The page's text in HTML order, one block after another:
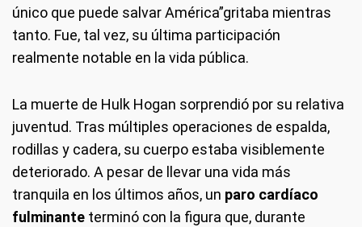
único que puede salvar América”gritaba mientras
tanto. Fue, tal vez, su última participación
realmente notable en la vida pública.
La muerte de Hulk Hogan sorprendió por su relativa
juventud. Tras múltiples operaciones de espalda,
rodillas y cadera, su cuerpo estaba visiblemente
deteriorado. A pesar de llevar una vida más
tranquila en los últimos años, un paro cardíaco
fulminante terminó con la figura que, durante